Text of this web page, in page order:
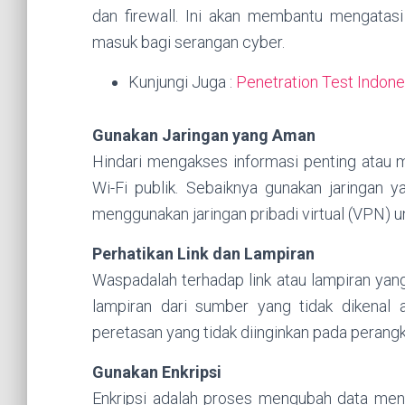
dan firewall. Ini akan membantu
masuk bagi serangan cyber.
Kunjungi Juga : Penetration Test
Gunakan Jaringan yang Aman
Hindari mengakses informasi penting atau
Wi-Fi publik. Sebaiknya gunakan jaringan
menggunakan jaringan pribadi virtual (VPN)
Perhatikan Link dan Lampiran
Waspadalah terhadap link atau lampiran
lampiran dari sumber yang tidak dikenal
peretasan yang tidak diinginkan pada
Gunakan Enkripsi
Enkripsi adalah proses mengubah data